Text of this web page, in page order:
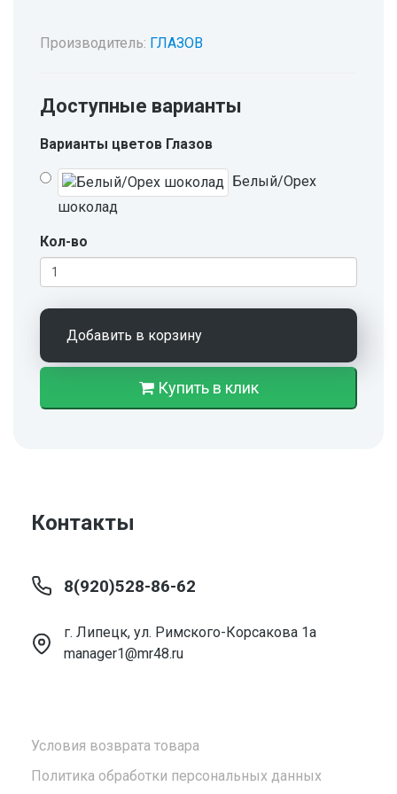
Производитель: ГЛАЗОВ
Доступные варианты
Варианты цветов Глазов
Белый/Орех
шоколад
Кол-во
Добавить в корзину
Купить в клик
Условия возврата товара
Политика обработки персональных данных
Контакты
8(920)528-86-62
г. Липецк, ул. Римского-Корсакова 1а
manager1@mr48.ru